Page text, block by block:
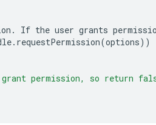
. If the user grants
. requestPermission(options))
permission, so return